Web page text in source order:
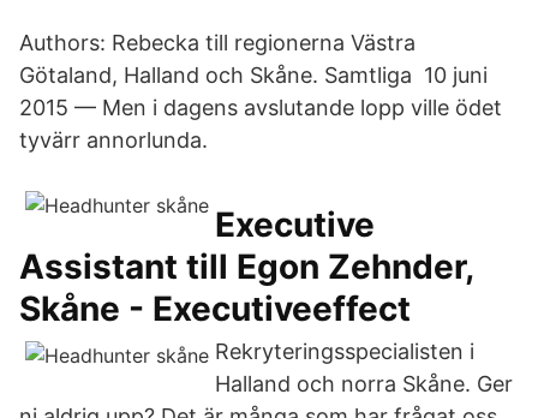
Authors: Rebecka till regionerna Västra
Götaland, Halland och Skåne. Samtliga 10 juni
2015 — Men i dagens avslutande lopp ville ödet
tyvärr annorlunda.
Executive
Assistant till Egon Zehnder,
Skåne - Executiveeffect
Rekryteringsspecialisten i
Halland och norra Skåne. Ger